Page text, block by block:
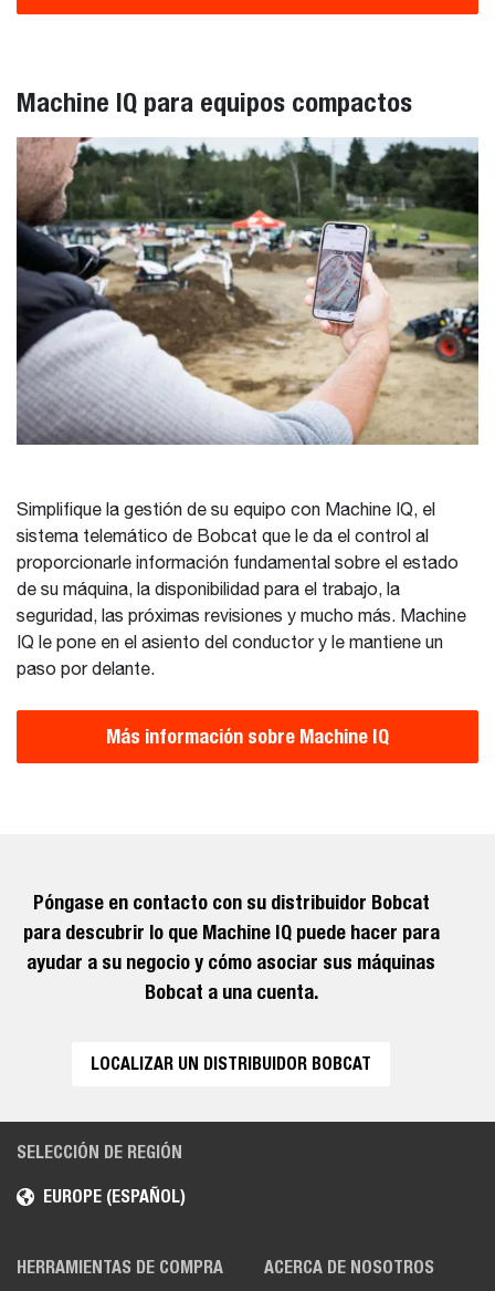
Machine IQ para equipos compactos
Simplifique la gestión de su equipo con Machine IQ, el
sistema telemático de Bobcat que le da el control al
proporcionarle información fundamental sobre el estado
de su máquina, la disponibilidad para el trabajo, la
seguridad, las próximas revisiones y mucho más. Machine
IQ le pone en el asiento del conductor y le mantiene un
paso por delante.
Más información sobre Machine IQ
Póngase en contacto con su distribuidor Bobcat
para descubrir lo que Machine IQ puede hacer para
ayudar a su negocio y cómo asociar sus máquinas
Bobcat a una cuenta.
LOCALIZAR UN DISTRIBUIDOR BOBCAT
SELECCIÓN DE REGIÓN
EUROPE (ESPAÑOL)
HERRAMIENTAS DE COMPRA ACERCA DE NOSOTROS